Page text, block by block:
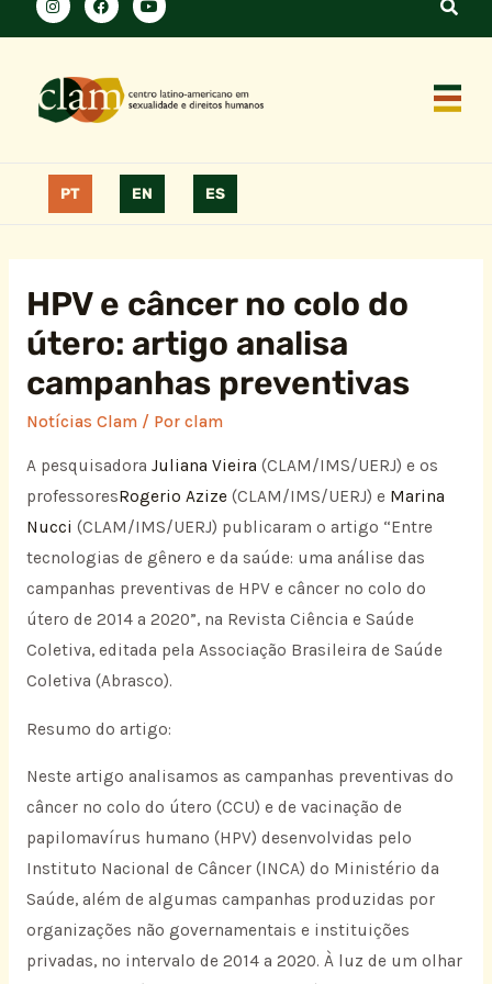
PT EN ES
HPV e câncer no colo do
útero: artigo analisa
campanhas preventivas
Notícias Clam/ Por clam
A pesquisadora Juliana Vieira (CLAM/IMS/UERJ) e os
professoresRogerio Azize(CLAM/IMS/UERJ) e Marina
Nucci (CLAM/IMS/UERJ) publicaram o artigo “Entre
tecnologias de gênero e da saúde: uma análise das
campanhas preventivas de HPV e câncer no colo do
útero de 2014 a 2020”, na Revista Ciência e Saúde
Coletiva, editada pela Associação Brasileira de Saúde
Coletiva (Abrasco).
Resumo do artigo:
Neste artigo analisamos as campanhas preventivas do
câncer no colo do útero (CCU) e de vacinação de
papilomavírus humano (HPV) desenvolvidas pelo
Instituto Nacional de Câncer (INCA) do Ministério da
Saúde, além de algumas campanhas produzidas por
organizações não governamentais e instituições
privadas, no intervalo de 2014 a 2020. À luz de um olhar